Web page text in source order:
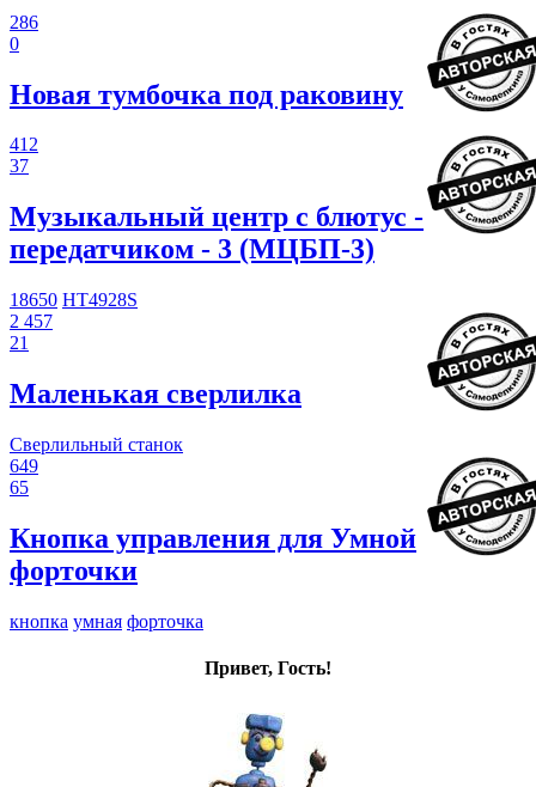
286
0
Новая тумбочка под раковину
412
37
Музыкальный центр с блютус -
передатчиком - 3 (МЦБП-3)
18650 HT4928S
2 457
21
Маленькая сверлилка
Сверлильный станок
649
65
Кнопка управления для Умной
форточки
кнопка умная форточка
Привет, Гость!